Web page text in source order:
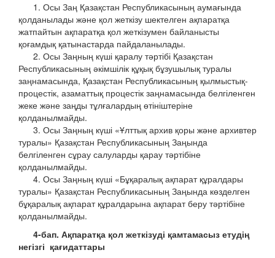
1. Осы Заң Қазақстан Республикасының аумағында
қолданылады және қол жеткізу шектелген ақпаратқа
жатпайтын ақпаратқа қол жеткізумен байланысты
қоғамдық қатынастарда пайдаланылады.
2. Осы Заңның күші қаралу тәртібі Қазақстан
Республикасының әкімшілік құқық бұзушылық туралы
заңнамасында, Қазақстан Республикасының қылмыстық-
процестік, азаматтық процестік заңнамасында белгіленген
жеке және заңды тұлғалардың өтініштеріне
қолданылмайды.
3. Осы Заңның күші «Ұлттық архив қоры және архивтер
туралы» Қазақстан Республикасының Заңында
белгіленген сұрау салуларды қарау тәртібіне
қолданылмайды.
4. Осы Заңның күші «Бұқаралық ақпарат құралдары
туралы» Қазақстан Республикасының Заңында көзделген
бұқаралық ақпарат құралдарына ақпарат беру тәртібіне
қолданылмайды.
4-бап. Ақпаратқа қол жеткізуді қамтамасыз етудің
негізгі қағидаттары